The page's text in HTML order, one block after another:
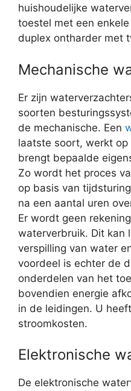
huishoudelijke
toestel met een
duplex ontharder met
Mechanische
Er zijn
soorten
de mechanische. Een
laatste soort, werkt
brengt bepaalde
Zo wordt het proces
op basis van
na een aantal uren
Er wordt geen
waterverbruik. Dit kan
verspilling van water
voordeel is echter de
onderdelen van het
bovendien energie
in de leidingen. U
stroomkosten.
Elektronische
De elektronische